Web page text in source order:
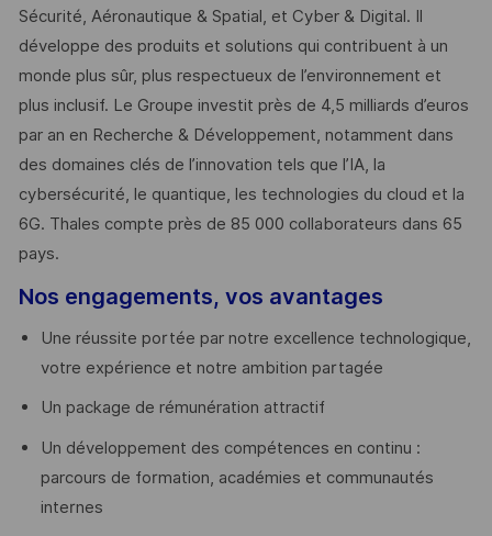
Sécurité, Aéronautique & Spatial, et Cyber & Digital. Il
développe des produits et solutions qui contribuent à un
monde plus sûr, plus respectueux de l’environnement et
plus inclusif. Le Groupe investit près de 4,5 milliards d’euros
par an en Recherche & Développement, notamment dans
des domaines clés de l’innovation tels que l’IA, la
cybersécurité, le quantique, les technologies du cloud et la
6G. Thales compte près de 85 000 collaborateurs dans 65
pays. ​
Nos engagements, vos avantages
Une réussite portée par notre excellence technologique,
votre expérience et notre ambition partagée
Un package de rémunération attractif
Un développement des compétences en continu :
parcours de formation, académies et communautés
internes